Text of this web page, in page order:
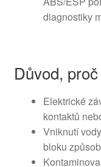
diagnostiky
Důvod,
Elektrické
kontaktů
Vniknutí
bloku